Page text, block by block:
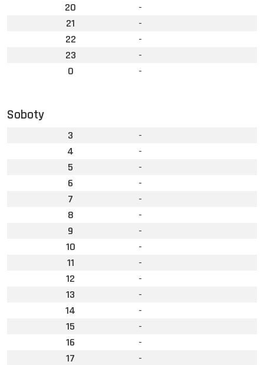
20
-
21
-
22
-
23
-
0
-
Soboty
3
-
4
-
5
-
6
-
7
-
8
-
9
-
10
-
11
-
12
-
13
-
14
-
15
-
16
-
17
-